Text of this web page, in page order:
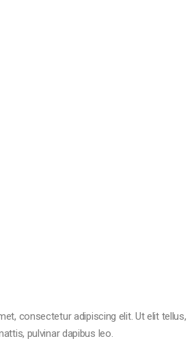
consectetur adipiscing elit. Ut elit tellus,
pulvinar dapibus leo.